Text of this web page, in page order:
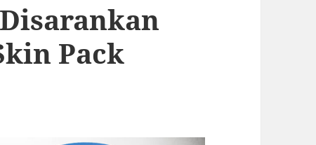
Pack